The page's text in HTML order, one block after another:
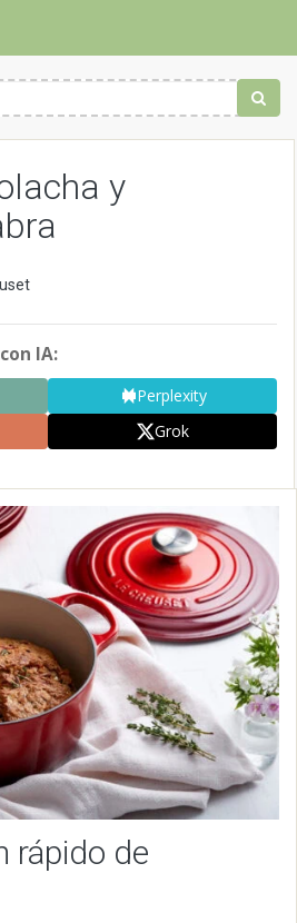
y
IA:
Perplexity
Grok
rápido de